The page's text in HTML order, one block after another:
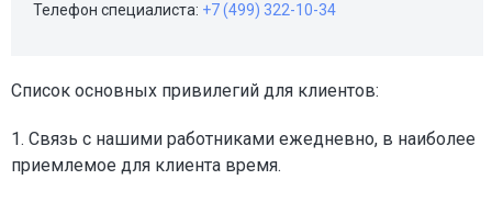
Телефон специалиста: +7 (499) 322-10-34
Список основных привилегий для клиентов:
1. Связь с нашими работниками ежедневно, в наиболее
приемлемое для клиента время.